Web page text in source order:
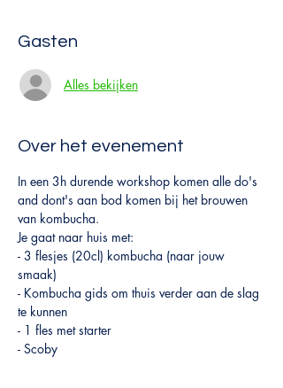
Gasten
Alles bekijken
Over het evenement
In een 3h durende workshop komen alle do's
and dont's aan bod komen bij het brouwen
van kombucha.
Je gaat naar huis met:
- 3 flesjes (20cl) kombucha (naar jouw
smaak)
- Kombucha gids om thuis verder aan de slag
te kunnen
- 1 fles met starter
- Scoby